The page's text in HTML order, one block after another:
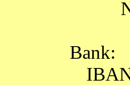
Bank: